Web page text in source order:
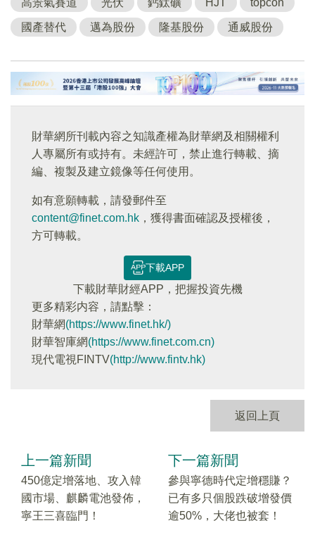
國產替代 邁為股份 隆基股份 通威股份
財華網所刊載內容之知識產權為財華網及相關權利
人專屬所有或持有。未經許可，禁止進行轉載、摘
編、複製及建立鏡像等任何使用。
如有意願轉載，請發郵件至
content@finet.com.hk ，獲得書面確認及授權後，
方可轉載。
下載APP
下載財華財經APP，把握投資先機
更多精彩内容，請點擊：
財華網(https://www.finet.hk/)
財華智庫網(https://www.finet.com.cn)
現代電視FINTV(http://www.fintv.hk)
返回上頁
上一篇新聞
450億定增落地、攻入韓
國市場、麒麟電池發佈，
寧王三喜臨門！
下一篇新聞
參與寧德時代定增穩賺？
已有多只個股跌破增發價
逾50%，大佬也被套！